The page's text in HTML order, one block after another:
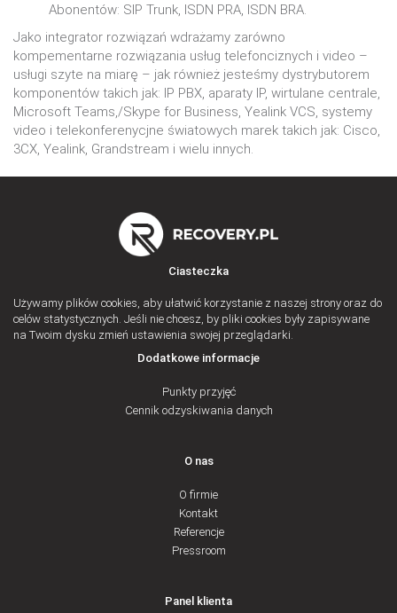
Abonentów: SIP Trunk, ISDN PRA, ISDN BRA.
Jako integrator rozwiązań wdrażamy zarówno
kompementarne rozwiązania usług telefonciznych i video –
usługi szyte na miarę – jak również jesteśmy dystrybutorem
komponentów takich jak: IP PBX, aparaty IP, wirtulane centrale,
Microsoft Teams,/Skype for Business, Yealink VCS, systemy
video i telekonferenycjne światowych marek takich jak: Cisco,
3CX, Yealink, Grandstream i wielu innych.
Ciasteczka
Używamy plików cookies, aby ułatwić korzystanie z naszej strony oraz do
celów statystycznych. Jeśli nie chcesz, by pliki cookies były zapisywane
na Twoim dysku zmień ustawienia swojej przeglądarki.
Dodatkowe informacje
Punkty przyjęć
Cennik odzyskiwania danych
O nas
O firmie
Kontakt
Referencje
Pressroom
Panel klienta